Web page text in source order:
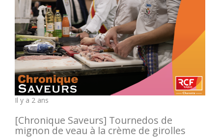
Il y a 2 ans
[Chronique Saveurs] Tournedos de
mignon de veau à la crème de girolles